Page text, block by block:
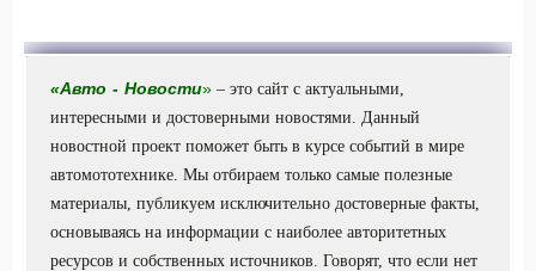
«Авто -Новости» – это сайт с актуальными,
интересными и достоверными новостями. Данный
новостной проект поможет быть в курсе событий в мире
автомототехнике. Мы отбираем только самые полезные
материалы, публикуем исключительно достоверные факты,
основываясь на информации с наиболее авторитетных
ресурсов и собственных источников. Говорят, что если нет